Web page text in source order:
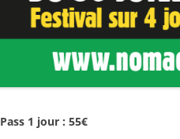
Pass 1 jour : 55€